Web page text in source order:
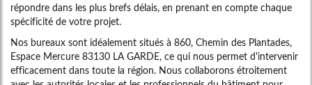
répondre dans les plus brefs délais, en prenant en compte chaque
spécificité de votre projet.
Nos bureaux sont idéalement situés à 860, Chemin des Plantades,
Espace Mercure 83130 LA GARDE, ce qui nous permet d'intervenir
efficacement dans toute la région. Nous collaborons étroitement